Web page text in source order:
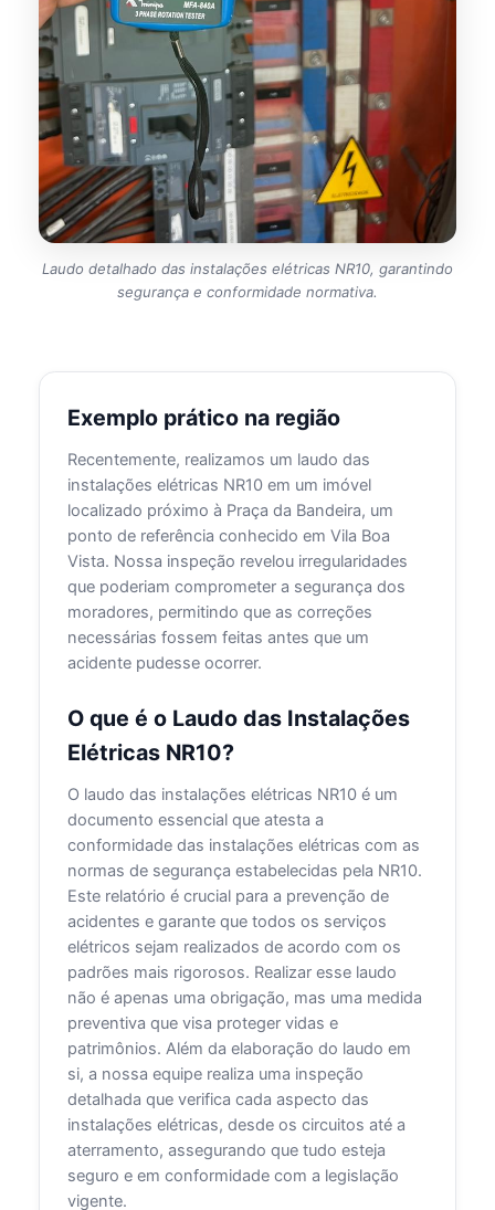
Laudo detalhado das instalações elétricas NR10, garantindo
segurança e conformidade normativa.
Exemplo prático na região
Recentemente, realizamos um laudo das
instalações elétricas NR10 em um imóvel
localizado próximo à Praça da Bandeira, um
ponto de referência conhecido em Vila Boa
Vista. Nossa inspeção revelou irregularidades
que poderiam comprometer a segurança dos
moradores, permitindo que as correções
necessárias fossem feitas antes que um
acidente pudesse ocorrer.
O que é o Laudo das Instalações
Elétricas NR10?
O laudo das instalações elétricas NR10 é um
documento essencial que atesta a
conformidade das instalações elétricas com as
normas de segurança estabelecidas pela NR10.
Este relatório é crucial para a prevenção de
acidentes e garante que todos os serviços
elétricos sejam realizados de acordo com os
padrões mais rigorosos. Realizar esse laudo
não é apenas uma obrigação, mas uma medida
preventiva que visa proteger vidas e
patrimônios. Além da elaboração do laudo em
si, a nossa equipe realiza uma inspeção
detalhada que verifica cada aspecto das
instalações elétricas, desde os circuitos até a
aterramento, assegurando que tudo esteja
seguro e em conformidade com a legislação
vigente.